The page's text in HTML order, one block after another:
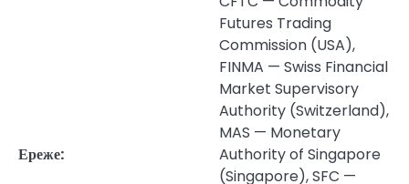
Ереже:
Futures Trading
Commission (USA),
FINMA — Swiss Financial
Market Supervisory
Authority (Switzerland),
MAS — Monetary
Authority of Singapore
(Singapore), SFC —